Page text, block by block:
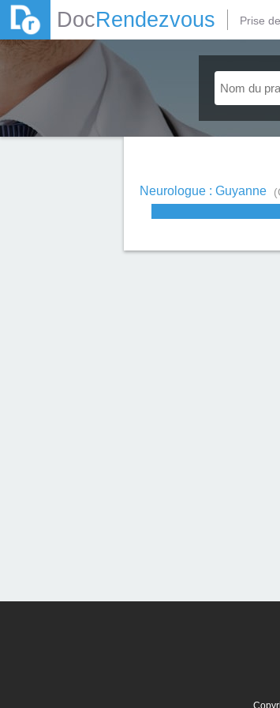
DocRendezvous Prise
Neurologue : Guyanne